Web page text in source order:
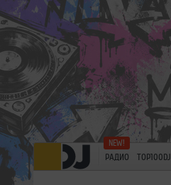
РАДИО TOP100DJ